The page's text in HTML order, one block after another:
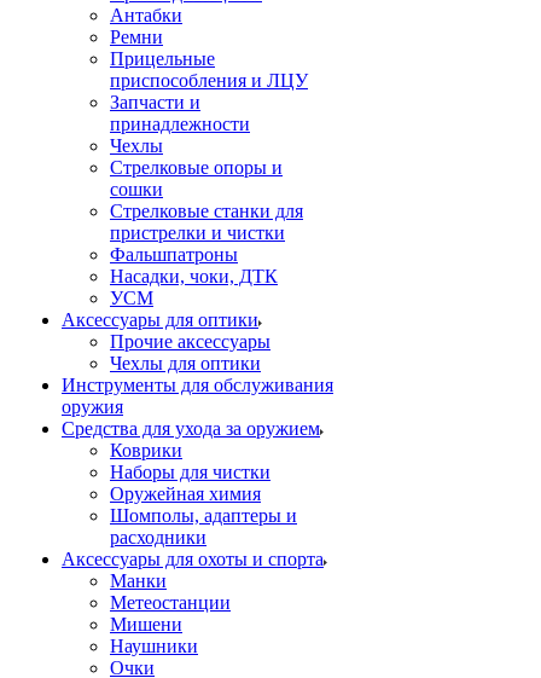
Антабки
Ремни
Прицельные
приспособления и ЛЦУ
Запчасти и
принадлежности
Чехлы
Стрелковые опоры и
сошки
Стрелковые станки для
пристрелки и чистки
Фальшпатроны
Насадки, чоки, ДТК
УСМ
Аксессуары для оптики
Прочие аксессуары
Чехлы для оптики
Инструменты для обслуживания
оружия
Средства для ухода за оружием
Коврики
Наборы для чистки
Оружейная химия
Шомполы, адаптеры и
расходники
Аксессуары для охоты и спорта
Манки
Метеостанции
Мишени
Наушники
Очки